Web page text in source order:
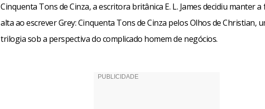
Cinquenta Tons de Cinza, a escritora britânica E. L. James decidiu manter
alta ao escrever Grey: Cinquenta Tons de Cinza pelos Olhos de Christian,
trilogia sob a perspectiva do complicado homem de negócios.